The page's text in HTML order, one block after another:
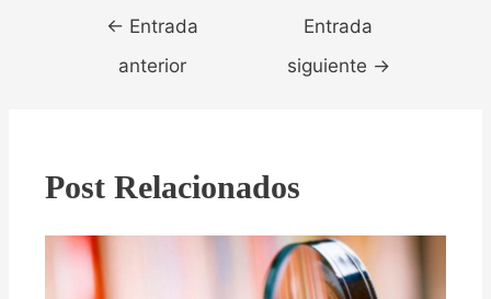
Navegación
entradas
← Entrada
anterior
Entrada
siguiente →
Post Relacionados